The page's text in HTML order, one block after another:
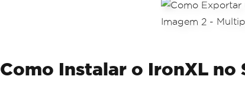
Como Instalar o IronXL no